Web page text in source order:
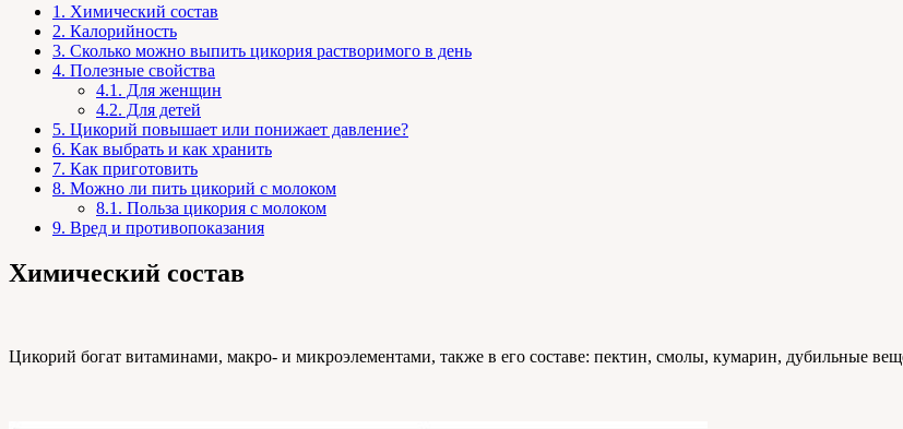
1. Химический состав
2. Калорийность
3. Сколько можно выпить цикория растворимого в день
4. Полезные свойства
4.1. Для женщин
4.2. Для детей
5. Цикорий повышает или понижает давление?
6. Как выбрать и как хранить
7. Как приготовить
8. Можно ли пить цикорий с молоком
8.1. Польза цикория с молоком
9. Вред и противопоказания
Химический состав
Цикорий богат витаминами, макро- и микроэлементами, также в его составе: пектин, смолы, кумарин, дубильные